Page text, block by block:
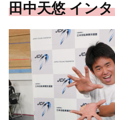
田中天悠 イン